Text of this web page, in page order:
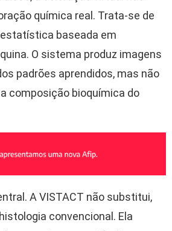
química real. Trata-se de
baseada em
O sistema produz imagens
padrões aprendidos, mas não
composição bioquímica do
A VISTACT não substitui,
convencional. Ela